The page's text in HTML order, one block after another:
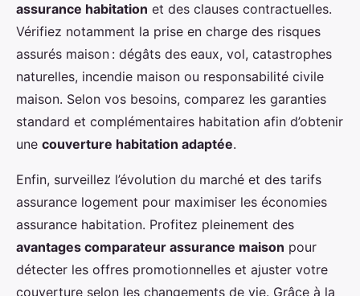
assurance habitation et des clauses contractuelles.
Vérifiez notamment la prise en charge des risques
assurés maison : dégâts des eaux, vol, catastrophes
naturelles, incendie maison ou responsabilité civile
maison. Selon vos besoins, comparez les garanties
standard et complémentaires habitation afin d’obtenir
une couverture habitation adaptée.
Enfin, surveillez l’évolution du marché et des tarifs
assurance logement pour maximiser les économies
assurance habitation. Profitez pleinement des
avantages comparateur assurance maison pour
détecter les offres promotionnelles et ajuster votre
couverture selon les changements de vie. Grâce à la